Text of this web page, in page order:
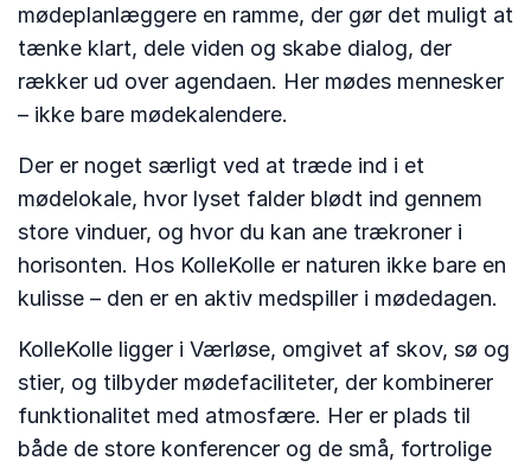
mødeplanlæggere en ramme, der gør det muligt at
tænke klart, dele viden og skabe dialog, der
rækker ud over agendaen. Her mødes mennesker
– ikke bare mødekalendere.
Der er noget særligt ved at træde ind i et
mødelokale, hvor lyset falder blødt ind gennem
store vinduer, og hvor du kan ane trækroner i
horisonten. Hos KolleKolle er naturen ikke bare en
kulisse – den er en aktiv medspiller i mødedagen.
KolleKolle ligger i Værløse, omgivet af skov, sø og
stier, og tilbyder mødefaciliteter, der kombinerer
funktionalitet med atmosfære. Her er plads til
både de store konferencer og de små, fortrolige